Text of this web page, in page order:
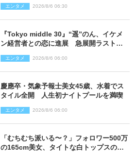
エンタメ 2026/8/6 06:30
『Tokyo middle 30』“遥”のん、イケメ
ン経営者との恋に進展 急展開ラストに
エンタメ 2026/8/6 06:00
慶應卒・気象予報士美女45歳、水着でス
タイル全開 人生初ナイトプールを満喫
エンタメ 2026/8/6 06:00
「むちむち派いる〜？」フォロワー500万
の165cm美女、タイトな白トップスの抜